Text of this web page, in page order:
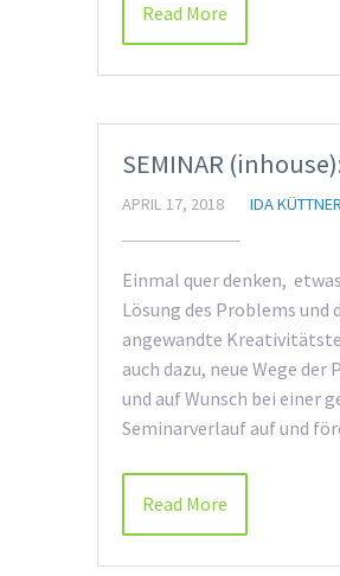
Read More
SEMINAR
APRIL 17, 2018 IDA
Einmal quer denken,
Lösung des Problems
angewandte
auch dazu, neue Wege
und auf Wunsch bei einer
Seminarverlauf auf und
Read More